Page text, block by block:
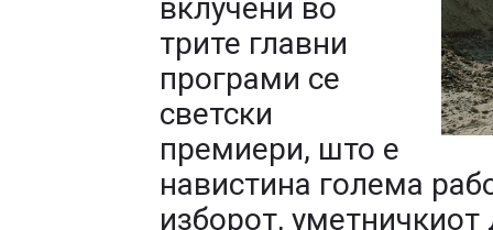
вклучени во
трите главни
програми се
светски
премиери, што е
навистина голема
изборот,